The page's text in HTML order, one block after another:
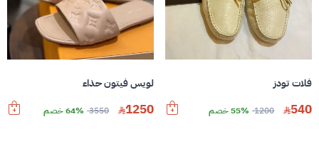
فلات تودز
540
1200 55% خصم
لويس فيتون حذاء
1250
3550 64% خصم